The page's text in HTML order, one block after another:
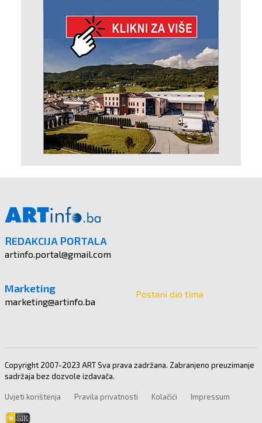
REDAKCIJA PORTALA
artinfo.portal@gmail.com
Marketing
marketing@artinfo.ba
Postani dio tima
Copyright 2007-2023 ART Sva prava zadržana. Zabranjeno preuzimanje
sadržaja bez dozvole izdavača.
Uvjeti korištenja Pravila privatnosti Kolačići Impressum